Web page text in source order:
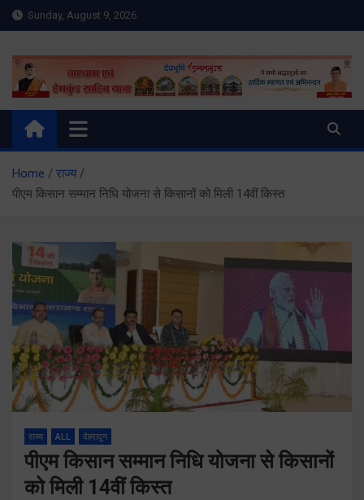
Skip
to
Sunday, August 9, 2026
Meru Raibar | Uttarakhand
News | Uttarkashi News
meruraibar.com
Home
राज्य
पीएम किसान सम्मान निधि योजना से किसानों को मिली 14वीं किस्त
राज्य ALL देहरादून
पीएम किसान सम्मान निधि योजना से किसानों
को मिली 14वीं किस्त